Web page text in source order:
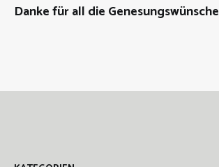
Danke für all die Genesungswünsche